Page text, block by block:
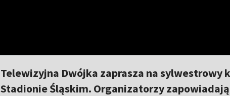
Telewizyjna Dwójka zaprasza na sylwestrowy
Stadionie Śląskim. Organizatorzy